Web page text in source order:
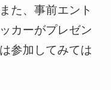
た、事前エント
カーがプレゼン
参加してみては